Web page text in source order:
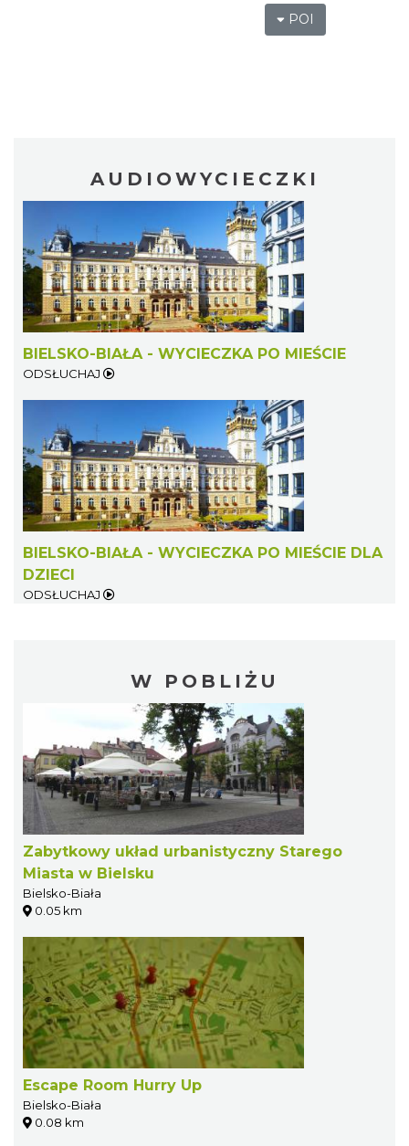
POI
AUDIOWYCIECZKI
BIELSKO-BIAŁA - WYCIECZKA PO MIEŚCIE
ODSŁUCHAJ
BIELSKO-BIAŁA - WYCIECZKA PO MIEŚCIE DLA
DZIECI
ODSŁUCHAJ
W POBLIŻU
Zabytkowy układ urbanistyczny Starego
Miasta w Bielsku
Bielsko-Biała
0.05 km
Escape Room Hurry Up
Bielsko-Biała
0.08 km